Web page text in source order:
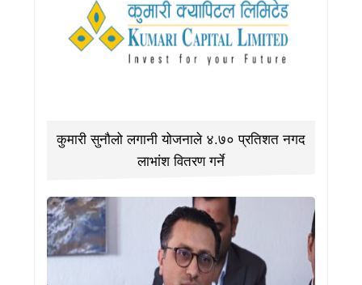
कुमारी सुनौलो लगानी योजनाले ४.७० प्रतिशत नगद
लाभांश वितरण गर्ने